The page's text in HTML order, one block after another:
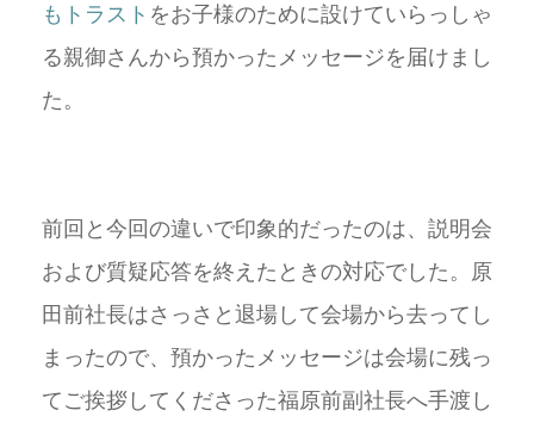
もトラスト をお子様のために設けていらっしゃ
る親御さんから預かったメッセージを届けまし
た。
前回と今回の違いで印象的だったのは、説明会
および質疑応答を終えたときの対応でした。原
田前社長はさっさと退場して会場から去ってし
まったので、預かったメッセージは会場に残っ
てご挨拶してくださった福原前副社長へ手渡し